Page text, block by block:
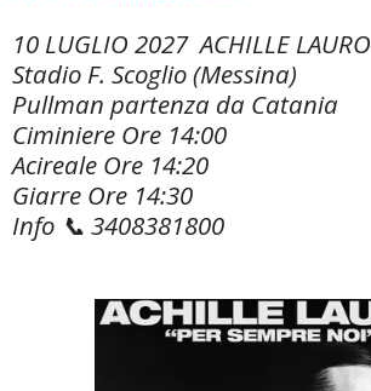
10 LUGLIO 2027 ACHILLE LAURO
Stadio F. Scoglio (Messina)
Pullman partenza da Catania
Ciminiere Ore 14:00
Acireale Ore 14:20
Giarre Ore 14:30
Info 📞 3408381800